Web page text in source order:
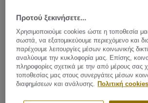
Luxury Vinyl Tiles
Starfloor Click
Dura MEDIUM
Discover Starfloor Click Ultimate 30, our
Προτού ξεκινήσετε...
Χρησιμοποιούμε cookies ώστε η τοποθεσία
σωστά, να εξατομικεύουμε περιεχόμενο και
παρέχουμε λειτουργίες μέσων κοινωνικής
αναλύουμε την κυκλοφορία μας. Επίσης,
πληροφορίες σχετικά με την από μέρους σας
τοποθεσίας μας στους συνεργάτες μέσων
διαφημίσεων και ανάλυσης.
Πολιτική cookies